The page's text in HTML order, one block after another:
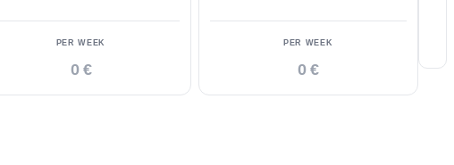
PER WEEK
0 €
PER WEEK
0 €